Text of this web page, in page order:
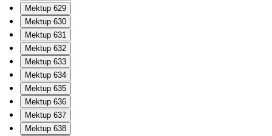
Mektup 629
Mektup 630
Mektup 631
Mektup 632
Mektup 633
Mektup 634
Mektup 635
Mektup 636
Mektup 637
Mektup 638